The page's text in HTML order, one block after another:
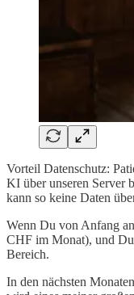
Vorteil Datenschutz:
KI über unseren Server
kann so keine Daten
Wenn Du von Anfang
CHF im Monat), und
Bereich.
In den nächsten